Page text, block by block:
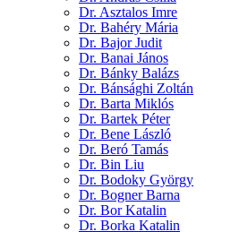
Dr. Asztalos Imre
Dr. Bahéry Mária
Dr. Bajor Judit
Dr. Banai János
Dr. Bánky Balázs
Dr. Bánsághi Zoltán
Dr. Barta Miklós
Dr. Bartek Péter
Dr. Bene László
Dr. Beró Tamás
Dr. Bin Liu
Dr. Bodoky György
Dr. Bogner Barna
Dr. Bor Katalin
Dr. Borka Katalin